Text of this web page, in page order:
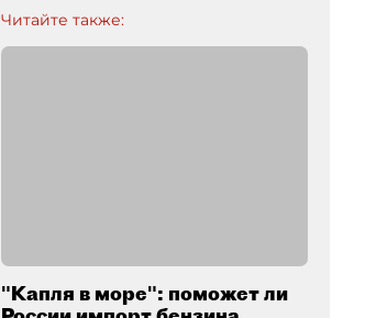
Читайте также:
"Капля в море": поможет ли